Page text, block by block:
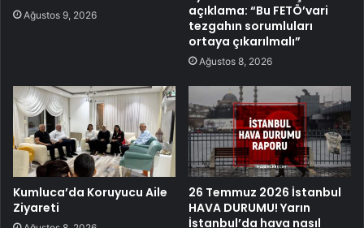
Ağustos 9, 2026
açıklama: “Bu FETÖ’vari
tezgahın sorumluları
ortaya çıkarılmalı”
Ağustos 8, 2026
Kumluca’da Koruyucu Aile
Ziyareti
26 Temmuz 2026 İstanbul
HAVA DURUMU! Yarın
İstanbul’da hava nasıl